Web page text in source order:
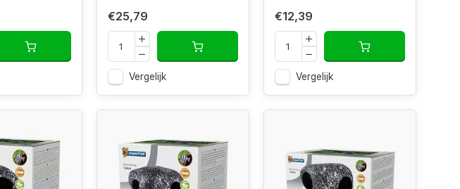
€25,79
Vergelijk
€12,39
Vergelijk